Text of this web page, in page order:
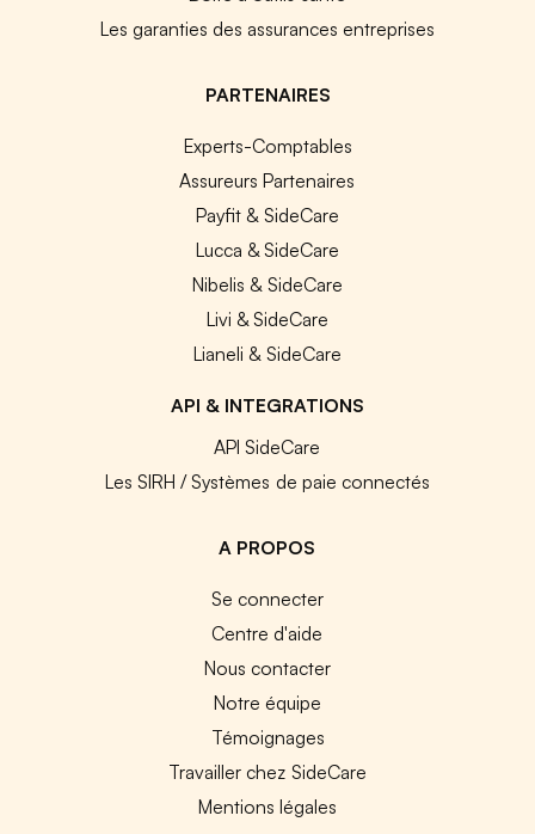
Les garanties des assurances entreprises
PARTENAIRES
Experts-Comptables
Assureurs Partenaires
Payfit & SideCare
Lucca & SideCare
Nibelis & SideCare
Livi & SideCare
Lianeli & SideCare
API & INTEGRATIONS
API SideCare
Les SIRH / Systèmes de paie connectés
A PROPOS
Se connecter
Centre d'aide
Nous contacter
Notre équipe
Témoignages
Travailler chez SideCare
Mentions légales